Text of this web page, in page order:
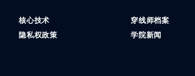
核心技术
隐私权政策
穿线师档案
学院新闻